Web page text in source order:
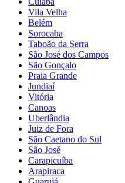
Vila Velha
Belém
Sorocaba
Taboão da Serra
São José dos Campos
São Gonçalo
Praia Grande
Jundiaí
Vitória
Canoas
Uberlândia
Juiz de Fora
São Caetano do Sul
São José
Carapicuíba
Arapiraca